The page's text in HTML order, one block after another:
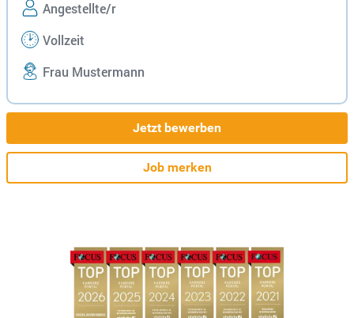
Angestellte/r
Vollzeit
Frau Mustermann
Jetzt bewerben
Job merken